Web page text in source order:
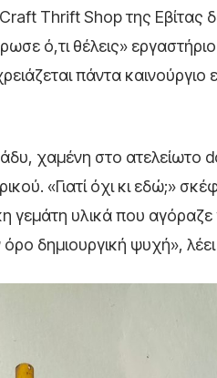
Thrift Shop της Εβίτας
ό,τι θέλεις»
πάντα
χαμένη στο
«Γιατί όχι κι εδώ;»
γεμάτη υλικά που
δημιουργική ψυχή»,